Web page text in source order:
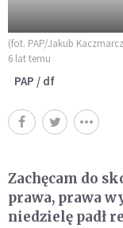
(fot. PAP/Jakub
6 lat temu
PAP / df
Zachęcam do
prawa, prawa
niedzielę padł